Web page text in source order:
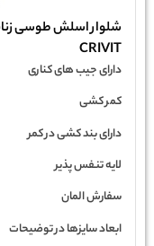
CRIVIT
دارای جیب های کناری
کمر کشی
دارای بند کشی در کمر
لایه تنفس پذیر
سفارش المان
ابعاد سایزها در توضیحات